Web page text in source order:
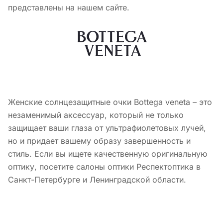
представлены на нашем сайте.
Женские солнцезащитные очки Bottega veneta – это
незаменимый аксессуар, который не только
защищает ваши глаза от ультрафиолетовых лучей,
но и придает вашему образу завершенность и
стиль. Если вы ищете качественную оригинальную
оптику, посетите салоны оптики Респектоптика в
Санкт-Петербурге и Ленинградской области.